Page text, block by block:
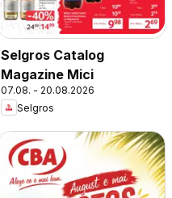
Selgros Catalog
Magazine Mici
07.08. - 20.08.2026
Selgros